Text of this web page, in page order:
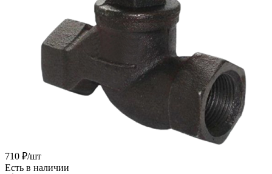
710 ₽/шт
Есть в наличии